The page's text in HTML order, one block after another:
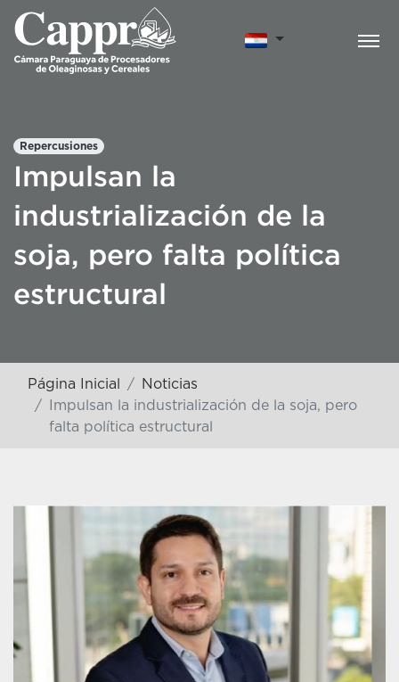
Repercusiones
Impulsan la
industrialización de la
soja, pero falta política
estructural
Página Inicial
Noticias
Impulsan la industrialización de la soja, pero
falta política estructural